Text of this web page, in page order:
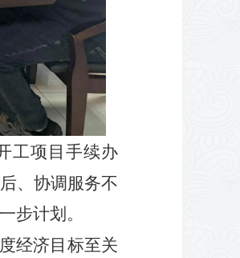
工项目手续办
、协调服务不
步计划。
经济目标至关